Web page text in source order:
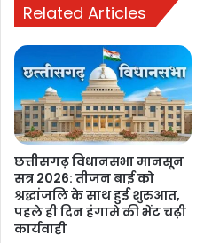
Related Articles
छत्तीसगढ़ विधानसभा मानसून
सत्र 2026: तीजन बाई को
श्रद्धांजलि के साथ हुई शुरुआत,
पहले ही दिन हंगामे की भेंट चढ़ी
कार्यवाही